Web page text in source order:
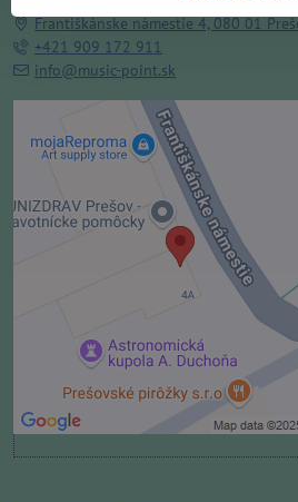
Františkánske námestie 4, 080 01
+421 909 172 911
info@music-point.sk
Externý obsah je
Voľbami súkromia
Prajete si načítať externý obsah?
Povoliť tentokrát
Povoliť a zapamätať - súhlas s
druhom cookie: Funkčné
Otvoriť obsah v novom okne